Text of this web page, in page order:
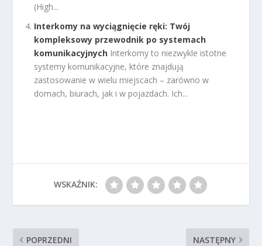
(High...
Interkomy na wyciągnięcie ręki: Twój
kompleksowy przewodnik po systemach
komunikacyjnych Interkomy to niezwykle istotne
systemy komunikacyjne, które znajdują
zastosowanie w wielu miejscach – zarówno w
domach, biurach, jak i w pojazdach. Ich...
WSKAŹNIK:
POPRZEDNI NASTĘPNY